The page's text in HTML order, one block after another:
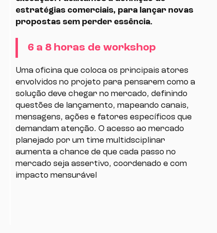
estratégias comerciais, para lançar novas
propostas sem perder essência.
6 a 8 horas de workshop
Uma oficina que coloca os principais atores
envolvidos no projeto para pensarem como a
solução deve chegar no mercado, definindo
questões de lançamento, mapeando canais,
mensagens, ações e fatores específicos que
demandam atenção. O acesso ao mercado
planejado por um time multidsciplinar
aumenta a chance de que cada passo no
mercado seja assertivo, coordenado e com
impacto mensurável